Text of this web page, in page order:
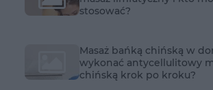
stosować?
Masaż bańką chińską w
wykonać antycellulitowy
chińską krok po kroku?